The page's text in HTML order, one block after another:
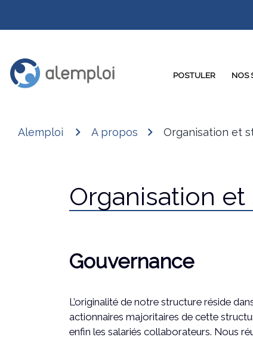
POSTULER NOS
Alemploi A propos Organisation et
Organisation
Gouvernance
L’originalité de notre structure réside
actionnaires majoritaires de cette
enfin les salariés collaborateurs. Nous